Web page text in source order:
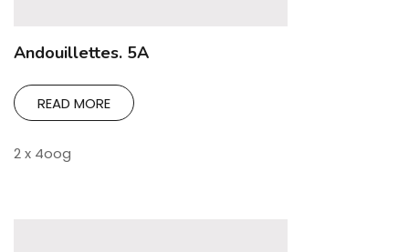
Andouillettes. 5A
READ MORE
2 x 4oog